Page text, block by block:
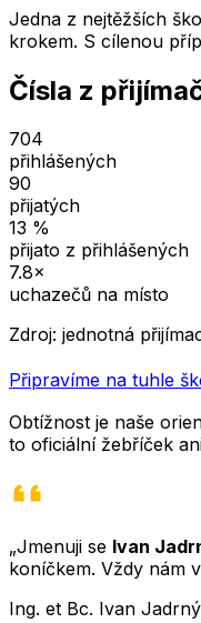
Jedna z nejtěžších
krokem. S cílenou
Čísla z
704
přihlášených
90
přijatých
13 %
přijato z přihlášených
7.8×
uchazečů na místo
Zdroj: jednotná
Připravíme na tuhle
Obtížnost je naše
to oficiální žebříček
„Jmenuji se Ivan
koníčkem. Vždy nám
Ing. et Bc. Ivan Jadrný